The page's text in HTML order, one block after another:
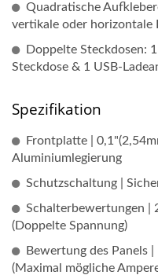
Quadratische
vertikale oder horizontale
Doppelte Steckdosen:
Steckdose & 1 USB-
Spezifikation
Frontplatte |
Aluminiumlegierung
Schutzschaltung |
Schalterbewertungen |
(Doppelte Spannung)
Bewertung des Panels
(Maximal mögliche